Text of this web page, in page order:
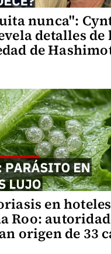
nunca":
detalles de
de
en
Roo:
origen de 33